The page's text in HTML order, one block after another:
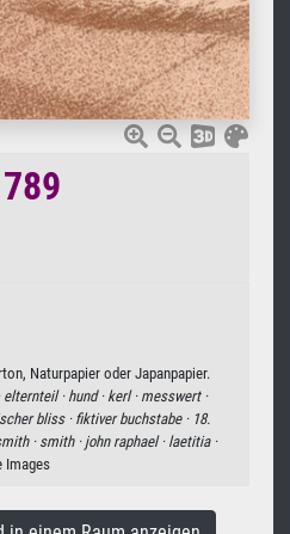
Naturpapier oder Japanpapier.
elternteil · hund · kerl · messwert ·
bliss ·fiktiver buchstabe · 18.
· smith · john raphael · laetitia ·
Images